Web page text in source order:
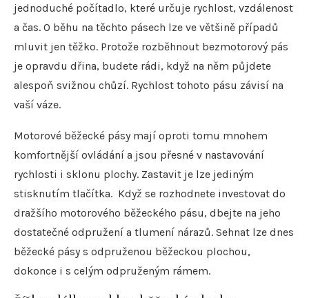
jednoduché počítadlo, které určuje rychlost, vzdálenost
a čas. O běhu na těchto pásech lze ve většině případů
mluvit jen těžko. Protože rozběhnout bezmotorový pás
je opravdu dřina, budete rádi, když na něm půjdete
alespoň svižnou chůzí. Rychlost tohoto pásu závisí na
vaší váze.
Motorové běžecké pásy mají oproti tomu mnohem
komfortnější ovládání a jsou přesné v nastavování
rychlosti i sklonu plochy. Zastavit je lze jediným
stisknutím tlačítka. Když se rozhodnete investovat do
dražšího motorového běžeckého pásu, dbejte na jeho
dostatečné odpružení a tlumení nárazů. Sehnat lze dnes
běžecké pásy s odpruženou běžeckou plochou,
dokonce i s celým odpruženým rámem.